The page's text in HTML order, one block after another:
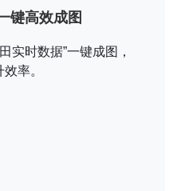
键高效成图
实时数据”一键成图，
率。